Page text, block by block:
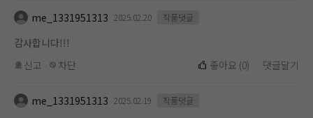
me_1331951313 2025.02.20 작품댓글
감사합니다!!!
신고
차단 좋아요 (0) 댓글달기
me_1331951313 2025.02.19 작품댓글